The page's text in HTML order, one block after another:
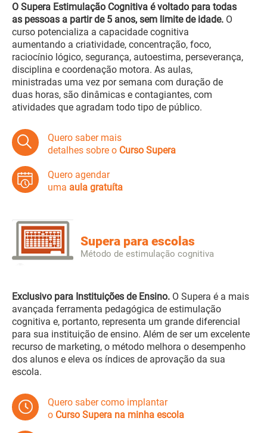
O Supera Estimulação Cognitiva é voltado para todas
as pessoas a partir de 5 anos, sem limite de idade. O
curso potencializa a capacidade cognitiva
aumentando a criatividade, concentração, foco,
raciocínio lógico, segurança, autoestima, perseverança,
disciplina e coordenação motora. As aulas,
ministradas uma vez por semana com duração de
duas horas, são dinâmicas e contagiantes, com
atividades que agradam todo tipo de público.
Quero saber mais
detalhes sobre o Curso Supera
Quero agendar
uma aula gratuíta
Supera para escolas
Método de estimulação cognitiva
Exclusivo para Instituições de Ensino. O Supera é a mais
avançada ferramenta pedagógica de estimulação
cognitiva e, portanto, representa um grande diferencial
para sua instituição de ensino. Além de ser um excelente
recurso de marketing, o método melhora o desempenho
dos alunos e eleva os índices de aprovação da sua
escola.
Quero saber como implantar
o Curso Supera na minha escola